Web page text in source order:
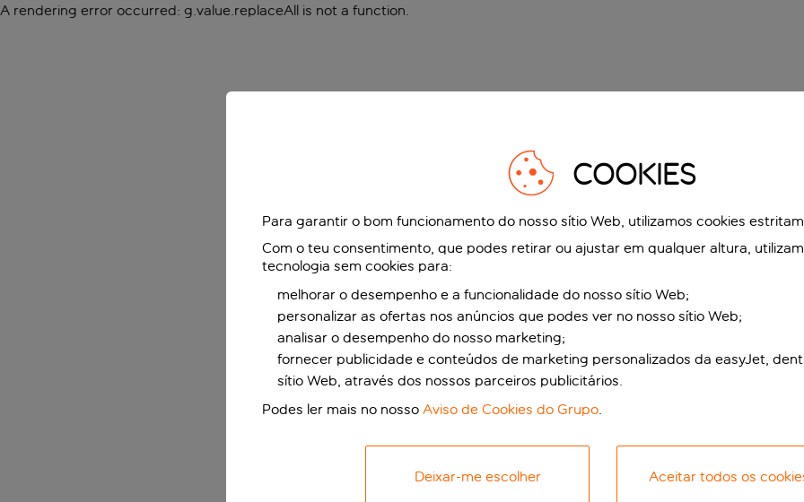
A rendering error occurred: g.value.replaceAll is not a function.
COOKIES
Para garantir o bom funcionamento do nosso sítio Web, utilizamos cookies
Com o teu consentimento, que podes retirar ou ajustar em qualquer altura,
tecnologia sem cookies para:
melhorar o desempenho e a funcionalidade do nosso sítio Web;
personalizar as ofertas nos anúncios que podes ver no nosso sítio Web;
analisar o desempenho do nosso marketing;
fornecer publicidade e conteúdos de marketing personalizados da easyJet,
sítio Web, através dos nossos parceiros publicitários.
Podes ler mais no nosso Aviso de Cookies do Grupo.
Deixar-me escolher Aceitar todos os